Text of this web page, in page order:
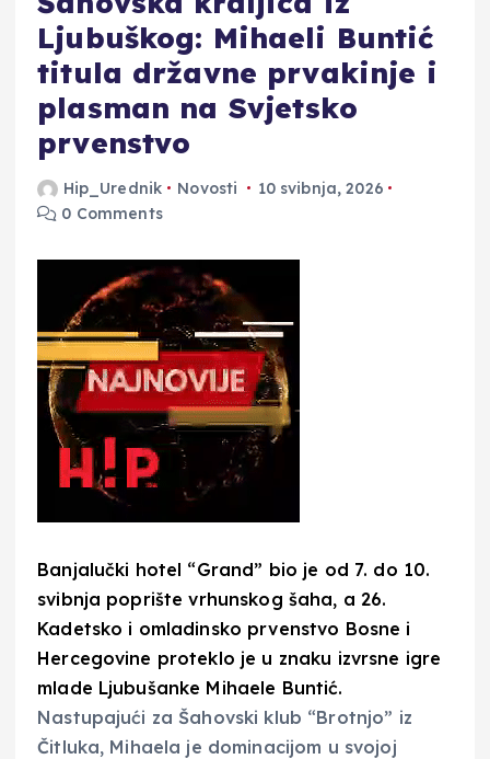
Ljubuškog: Mihaeli Buntić
titula državne prvakinje i
plasman na Svjetsko
prvenstvo
Hip_Urednik Novosti
10 svibnja, 2026
0 Comments
Banjalučki hotel “Grand” bio je od 7. do 10.
svibnja poprište vrhunskog šaha, a 26.
Kadetsko i omladinsko prvenstvo Bosne i
Hercegovine proteklo je u znaku izvrsne igre
mlade Ljubušanke Mihaele Buntić.
Nastupajući za Šahovski klub “Brotnjo” iz
Čitluka, Mihaela je dominacijom u svojoj